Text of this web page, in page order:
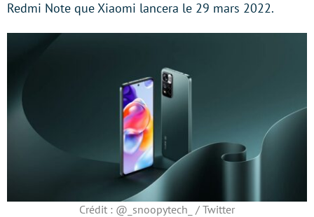
Redmi Note que Xiaomi lancera le 29 mars 2022.
Crédit : @_snoopytech_ / Twitter